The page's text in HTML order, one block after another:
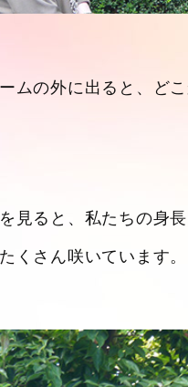
ムの外に出ると、ど
見ると、私たちの身
くさん咲いています。